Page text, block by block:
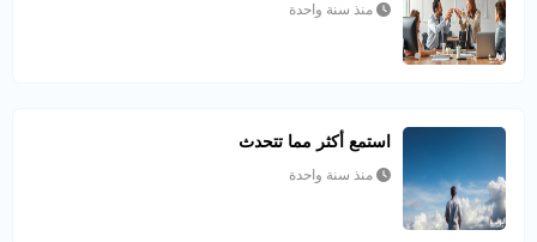
منذ سنة واحدة
استمع أكثر مما تتحدث
منذ سنة واحدة